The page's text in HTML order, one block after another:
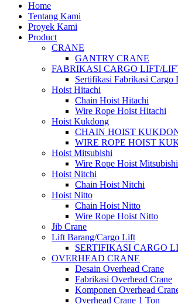
Home
Tentang Kami
Proyek Kami
Product
CRANE
GANTRY CRANE
FABRIKASI CARGO LIFT/
Sertifikasi Fabrikasi
Hoist Hitachi
Chain Hoist Hitachi
Wire Rope Hoist Hitachi
Hoist Kukdong
CHAIN HOIST
WIRE ROPE HOIST
Hoist Mitsubishi
Wire Rope Hoist Mitsubishi
Hoist Nitchi
Chain Hoist Nitchi
Hoist Nitto
Chain Hoist Nitto
Wire Rope Hoist Nitto
Jib Crane
Lift Barang/Cargo Lift
SERTIFIKASI CARGO
OVERHEAD CRANE
Desain Overhead Crane
Fabrikasi Overhead Crane
Komponen Overhead
Overhead Crane 1 Ton